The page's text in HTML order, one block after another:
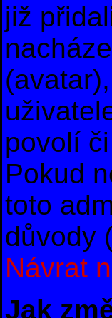
již
povolí
Pokud
toto
důvody
Návrat
Jak